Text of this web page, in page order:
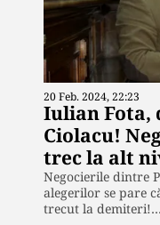
20 Feb. 2024, 22:23
Iulian Fota,
Ciolacu!
trec la alt
Negocierile dintre
alegerilor se pare
trecut la demiteri!…